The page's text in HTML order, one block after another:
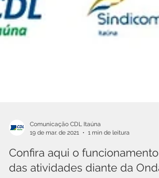
19 de mar. de 2021
1 min de leitura
Confira aqui o funcionamento